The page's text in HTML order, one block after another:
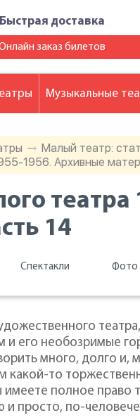
Быстрая доставка
заказ билетов
Малый театр:
1956. Архивные
14
Спектакли Фото
и его необозримые
много, долго
какой-то
полное право
и просто, по-
Музыкальные